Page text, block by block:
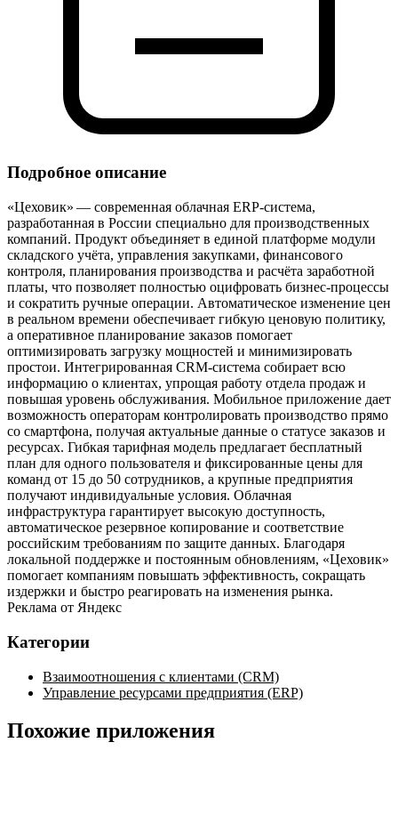
Подробное описание
«Цеховик» — современная облачная ERP‑система,
разработанная в России специально для производственных
компаний. Продукт объединяет в единой платформе модули
складского учёта, управления закупками, финансового
контроля, планирования производства и расчёта заработной
платы, что позволяет полностью оцифровать бизнес‑процессы
и сократить ручные операции. Автоматическое изменение цен
в реальном времени обеспечивает гибкую ценовую политику,
а оперативное планирование заказов помогает
оптимизировать загрузку мощностей и минимизировать
простои. Интегрированная CRM‑система собирает всю
информацию о клиентах, упрощая работу отдела продаж и
повышая уровень обслуживания. Мобильное приложение дает
возможность операторам контролировать производство прямо
со смартфона, получая актуальные данные о статусе заказов и
ресурсах. Гибкая тарифная модель предлагает бесплатный
план для одного пользователя и фиксированные цены для
команд от 15 до 50 сотрудников, а крупные предприятия
получают индивидуальные условия. Облачная
инфраструктура гарантирует высокую доступность,
автоматическое резервное копирование и соответствие
российским требованиям по защите данных. Благодаря
локальной поддержке и постоянным обновлениям, «Цеховик»
помогает компаниям повышать эффективность, сокращать
издержки и быстро реагировать на изменения рынка.
Реклама от Яндекс
Категории
Взаимоотношения с клиентами (CRM)
Управление ресурсами предприятия (ERP)
Похожие приложения